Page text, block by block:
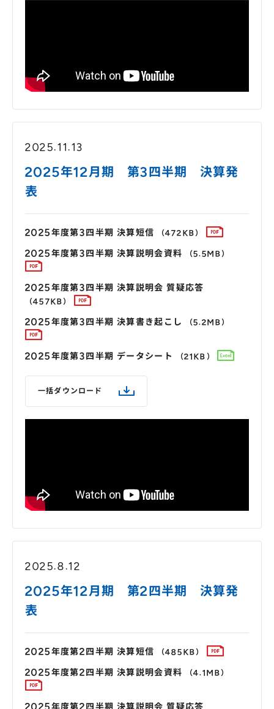
2025.11.13
2025年12月期 第3四半期 決算発
表
2025年度第3四半期 決算短信 （472KB）
2025年度第3四半期 決算説明会資料 （5.5MB）
2025年度第3四半期 決算説明会 質疑応答
（457KB）
2025年度第3四半期 決算書き起こし （5.2MB）
2025年度第3四半期 データシート （21KB）
一括ダウンロード
2025.8.12
2025年12月期 第2四半期 決算発
表
2025年度第2四半期 決算短信 （485KB）
2025年度第2四半期 決算説明会資料 （4.1MB）
2025年度第2四半期 決算説明会 質疑応答